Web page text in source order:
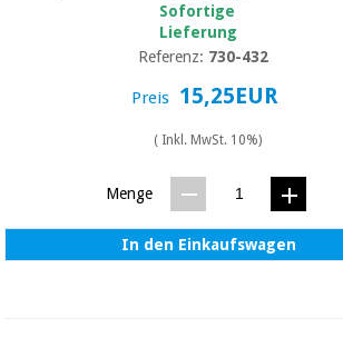
Sanitärkleiderschränke
(ausverkauf)
Sanitärkleiderschränke
Sofortige
Lieferung
Referenz: 730-432
Preis 15,25EUR
( Inkl. MwSt. 10%)
Menge
In den Einkaufswagen